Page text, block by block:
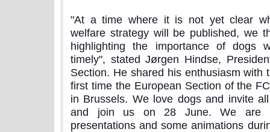
"At a time where it is not yet clear
welfare strategy will be published, we
highlighting the importance of dogs
timely", stated Jørgen Hindse,
Section. He shared his enthusiasm with
first time the European Section of the
in Brussels. We love dogs and invite
and join us on 28 June. We are
presentations and some animations